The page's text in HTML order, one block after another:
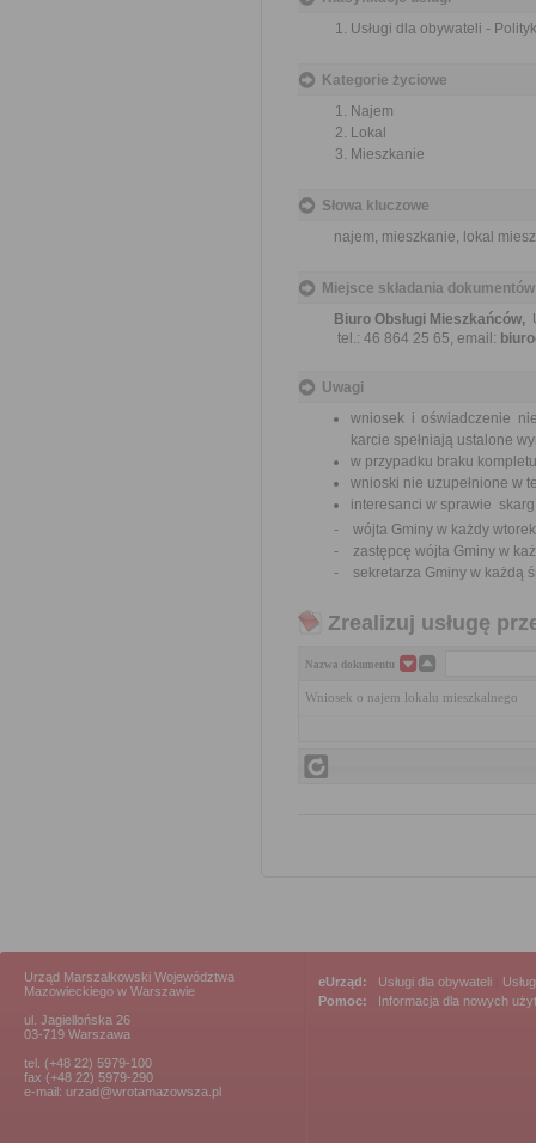
Usługi dla obywateli -
Kategorie życiowe
Najem
Lokal
Mieszkanie
Słowa kluczowe
najem, mieszkanie, lokal
Miejsce składania dokumentów
Biuro Obsługi Mieszkańców,
tel.: 46 864 25 65, email:
Uwagi
wniosek i oświadczenie
karcie spełniają ustalone
w przypadku braku
wnioski nie uzupełnione w
interesanci w sprawie
- wójta Gminy w każdy
- zastępcę wójta Gminy w
- sekretarza Gminy w każdą
Zrealizuj usługę
Nazwa dokumentu
Wniosek o najem lokalu mieszkalnego
Urząd Marszałkowski Województwa
Mazowieckiego w Warszawie
ul. Jagiellońska 26
03-719 Warszawa
tel. (+48 22) 5979-100
fax (+48 22) 5979-290
e-mail: urzad@wrotamazowsza.pl
eUrząd: Usługi dla obywateli
Pomoc:
Informacja dla nowych